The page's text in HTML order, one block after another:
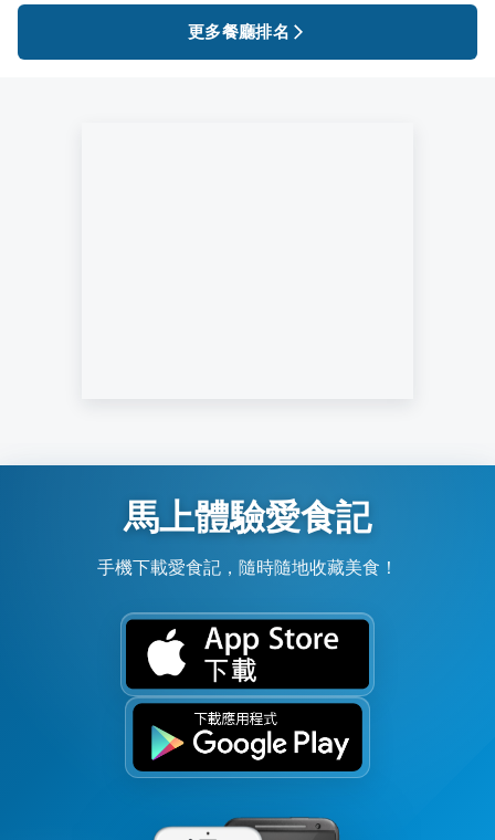
更多餐廳排名
馬上體驗愛食記
手機下載愛食記，隨時隨地收藏美食！